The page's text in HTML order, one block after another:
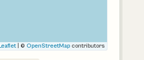
© OpenStreetMapcontributors